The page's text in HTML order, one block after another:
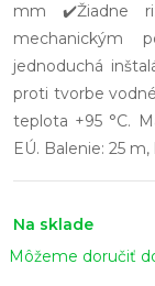
mm ✔️Žiadne
mechanickým
jednoduchá
proti tvorbe
teplota +95 °C.
EÚ. Balenie: 25
Na sklade